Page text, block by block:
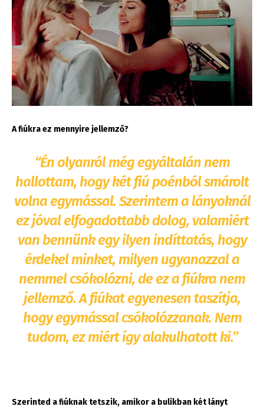
A fiúkra ez mennyire jellemző?
“Én olyanról még egyáltalán nem
hallottam, hogy két fiú poénból smárolt
volna egymással. Szerintem a lányoknál
ez jóval elfogadottabb dolog, valamiért
van bennünk egy ilyen indíttatás, hogy
érdekel minket, milyen ugyanazzal a
nemmel csókolózni, de ez a fiúkra nem
jellemző. A fiúkat egyenesen taszítja,
hogy egymással csókolózzanak. Nem
tudom, ez miért így alakulhatott ki.”
Szerinted a fiúknak tetszik, amikor a bulikban két lányt